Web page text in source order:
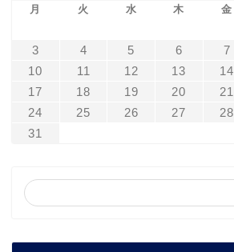
月 火 水 木 金
3
4 5 6 7
10
11 12 13 14
17
18 19 20 21
24
25 26 27 28
31